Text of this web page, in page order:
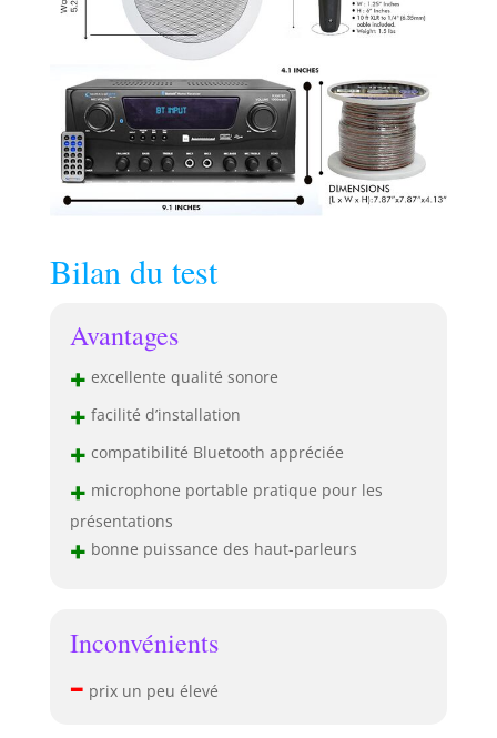
Bilan du test
Avantages
+ excellente qualité sonore
+ facilité d’installation
+ compatibilité Bluetooth appréciée
+ microphone portable pratique pour les
présentations
+ bonne puissance des haut-parleurs
Inconvénients
– prix un peu élevé